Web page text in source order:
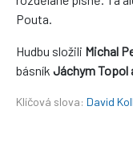
Pouta.
Hudbu složili Michal
básník Jáchym Topol
Klíčová slova: David